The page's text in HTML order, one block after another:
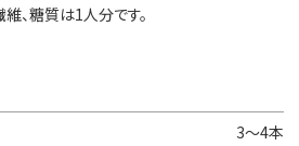
、糖質は1人分です。
3～4本